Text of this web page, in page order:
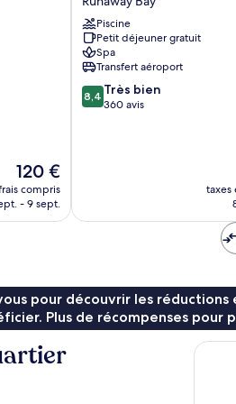
Le
nouveau
prix
120 €
compris
- 9 sept.
Hotel
&
Spa
Runaway
Bay
Piscine
Petit déjeuner gratuit
Spa
Transfert aéroport
8.4
sur
8,4 Très bien
360 avis
taxes
pour découvrir les
Plus de récompenses pour